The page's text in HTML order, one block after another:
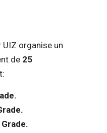
UIZ organise un
de 25